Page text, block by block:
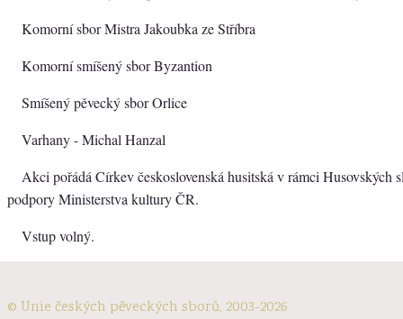
Komorní sbor Mistra Jakoubka ze Stříbra
Komorní smíšený sbor Byzantion
Smíšený pěvecký sbor Orlice
Varhany - Michal Hanzal
Akci pořádá Církev československá husitská v rámci Husovských
podpory Ministerstva kultury ČR.
Vstup volný.
© Unie českých pěveckých sborů, 2003-2026